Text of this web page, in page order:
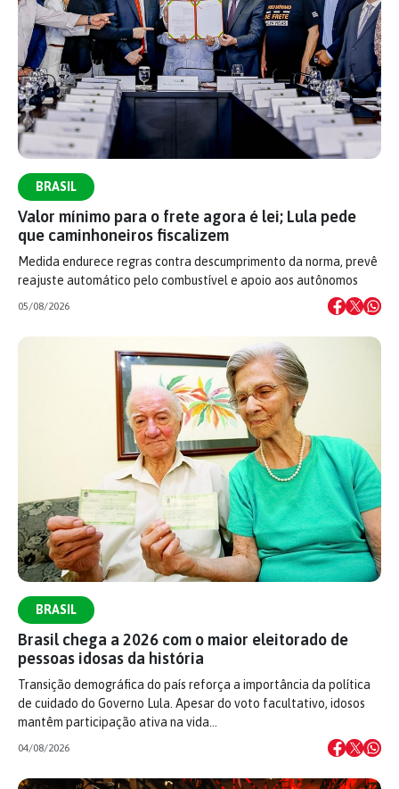
BRASIL
Valor mínimo para o frete agora é lei; Lula pede
que caminhoneiros fiscalizem
Medida endurece regras contra descumprimento da norma, prevê
reajuste automático pelo combustível e apoio aos autônomos
05/08/2026
BRASIL
Brasil chega a 2026 com o maior eleitorado de
pessoas idosas da história
Transição demográfica do país reforça a importância da política
de cuidado do Governo Lula. Apesar do voto facultativo, idosos
mantêm participação ativa na vida…
04/08/2026